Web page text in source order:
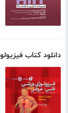
دانلود کتاب